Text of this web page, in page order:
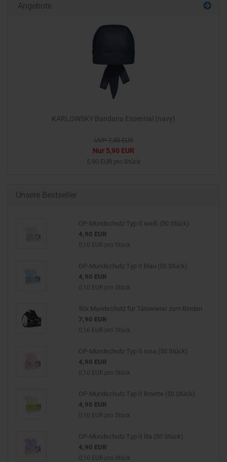
Angebote
KARLOWSKY Bandana Essential (navy)
UVP 7,50 EUR
Nur 5,90 EUR
5,90 EUR pro Stück
Unsere Bestseller
OP-Mundschutz Typ II weiß (50 Stück)
4,90 EUR
0,10 EUR pro Stück
OP-Mundschutz Typ II blau (50 Stück)
4,90 EUR
0,10 EUR pro Stück
50x Mundschutz für Tätowierer zum Binden
7,90 EUR
0,16 EUR pro Stück
OP-Mundschutz Typ II rosa (50 Stück)
4,90 EUR
0,10 EUR pro Stück
OP-Mundschutz Typ II limette (50 Stück)
4,90 EUR
0,10 EUR pro Stück
OP-Mundschutz Typ II lila (50 Stück)
4,90 EUR
0,10 EUR pro Stück